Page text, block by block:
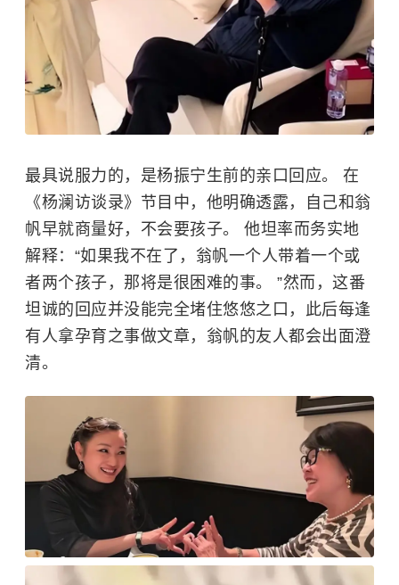
最具说服力的，是杨振宁生前的亲口回应。 在
《杨澜访谈录》节目中，他明确透露，自己和翁
帆早就商量好，不会要孩子。 他坦率而务实地
解释：“如果我不在了，翁帆一个人带着一个或
者两个孩子，那将是很困难的事。 ”然而，这番
坦诚的回应并没能完全堵住悠悠之口，此后每逢
有人拿孕育之事做文章，翁帆的友人都会出面澄
清。